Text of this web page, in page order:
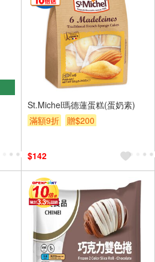
St.Michel瑪德蓮蛋糕(蛋奶素)
滿額9折
贈$200
$142